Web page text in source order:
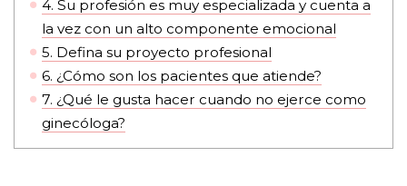
4. Su profesión es muy especializada y cuenta a
la vez con un alto componente emocional
5. Defina su proyecto profesional
6. ¿Cómo son los pacientes que atiende?
7. ¿Qué le gusta hacer cuando no ejerce como
ginecóloga?